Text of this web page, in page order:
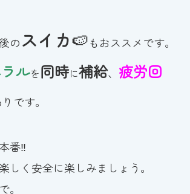
のスイカ🍉もおススメです。
ルを同時に補給、 疲労回
です。
番‼
しく安全に楽しみましょう。
。